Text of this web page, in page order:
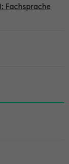
Fachsprache